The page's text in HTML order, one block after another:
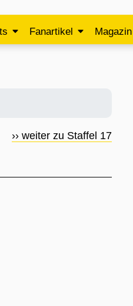
Fanartikel Magazin
›› weiter zu Staffel 17